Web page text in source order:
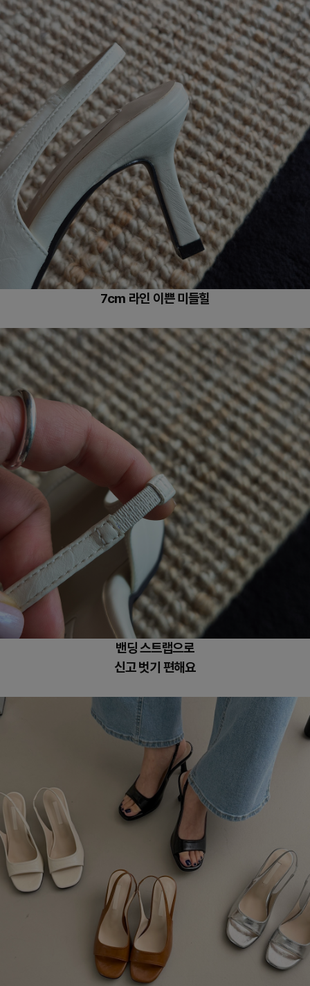
7cm 라인 이쁜 미들힐
밴딩 스트랩으로
신고 벗기 편해요